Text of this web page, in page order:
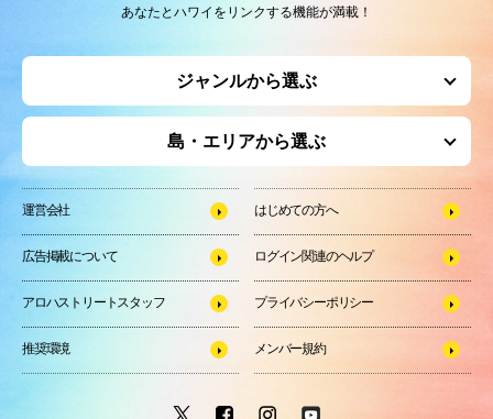
あなたとハワイをリンクする機能が満載！
ジャンルから選ぶ
島・エリアから選ぶ
運営会社 はじめての方へ
広告掲載について ログイン関連のヘルプ
アロハストリートスタッフ プライバシーポリシー
推奨環境 メンバー規約